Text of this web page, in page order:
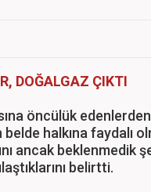
DOĞALGAZ ÇIKTI
öncülük
halkına faydalı
ancak beklenmedik
belirtti.